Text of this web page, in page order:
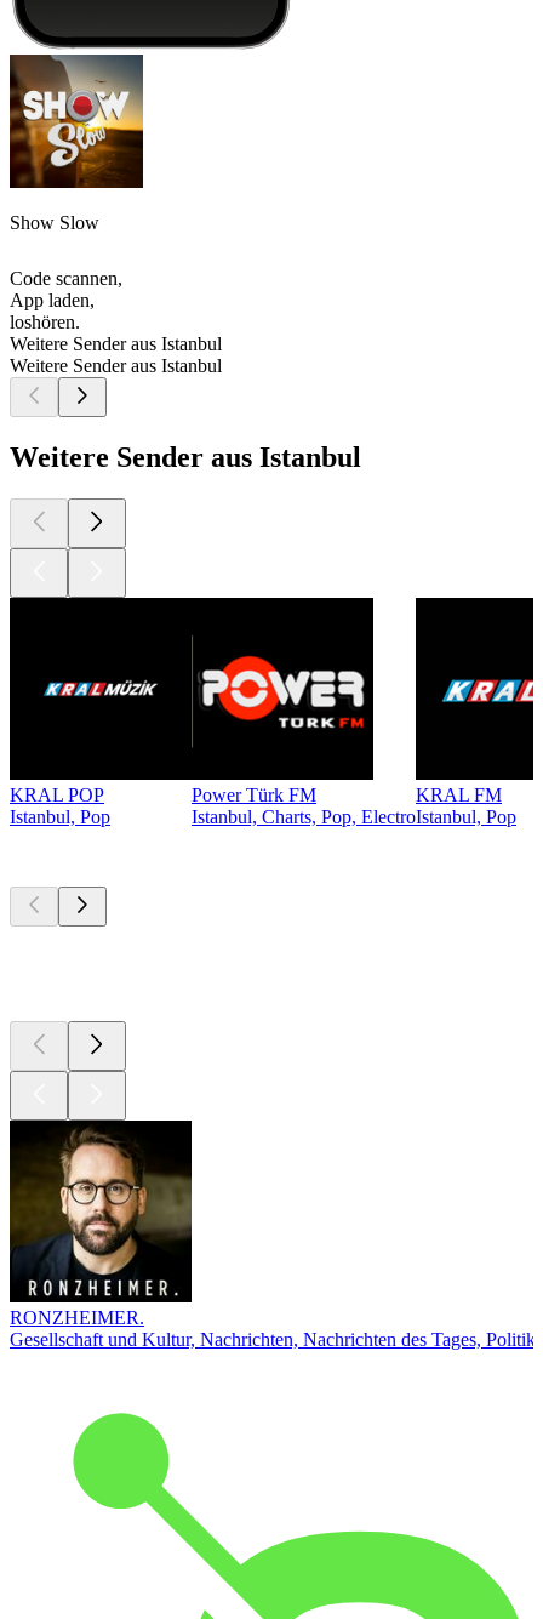
Show Slow
Code scannen,
App laden,
loshören.
Weitere Sender aus Istanbul
Weitere Sender aus Istanbul
Weitere Sender aus Istanbul
KRAL POP
Istanbul, Pop
Power Türk FM
Istanbul, Charts, Pop, Electro
KRAL FM
Istanbul, Pop
RONZHEIMER.
Gesellschaft und Kultur, Nachrichten, Nachrichten des Tages, Politik